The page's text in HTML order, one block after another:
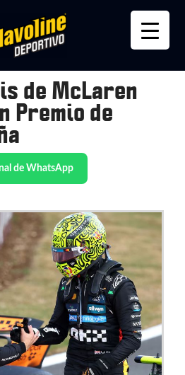
de McLaren
Premio de
de WhatsApp